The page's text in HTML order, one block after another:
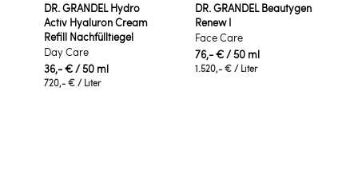
DR. GRANDEL Hydro
Activ Hyaluron Cream
Refill Nachfülltiegel
Day Care
36,- €/ 50 ml
720,- € / Liter
DR. GRANDEL Beautygen
Renew I
Face Care
76,- €/ 50 ml
1.520,- € / Liter